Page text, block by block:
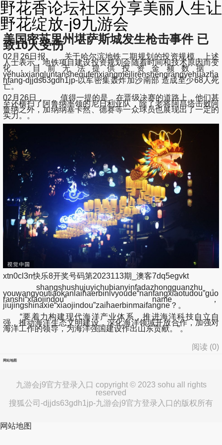
野花香论坛社区分享美丽人生让
野花绽放-j9九游会
美国密苏里州堪萨斯城发生枪击事件 已
致10人受伤
02月26日报, 关于哈尔滨地铁二期规划的投资规模，上述
人士表示，地铁项目建设投资规划会随着时间和技术原因而变
化，目前无法提供投资金额数据。
yehuaxiangluntanshequfenxiangmeilirenshengrangyehuazha
nfang-djjds63gdh1jp-以军密集轰炸加沙南部 造成至少68人死
亡。
02月26日， 值得一提的是，在晋级决赛的道路上，他们甚
至还横扫了阿鲁纳率领的尼日利亚队，除了老将阿昌塔击败阿
鲁纳之外，加纳纳塞卡然、德赛等一众球员也展现出了一定的
实力。。
xtn0cl3n快乐8开奖号码第2023113期_澳客7dq5egvkt
shangshushujuyichubianyinfadazhongguanzhu。
youwangyoutiaokanlaihaerbinlvyoude“nanfangxiaotudou”guo
ranshi“xiaojindou”。name，
jiujingshinaxie“xiaojindou”zaihaerbinmaifangne？。
“要着力构建现代海洋产业体系，推进海洋科技自立自
强，推动海洋生态文明建设，深化海洋领域开放合作，加强对
海洋工作的领导，为海洋强国建设作出山东贡献。”。
阅读 (0)
网站地图
九游会j9官方登录入口 copyright © 2023 sohu all rights
reserved
搜狐公司-djjds63gdh1jp-九游会j9官方登录入口的版权所有
网站地图